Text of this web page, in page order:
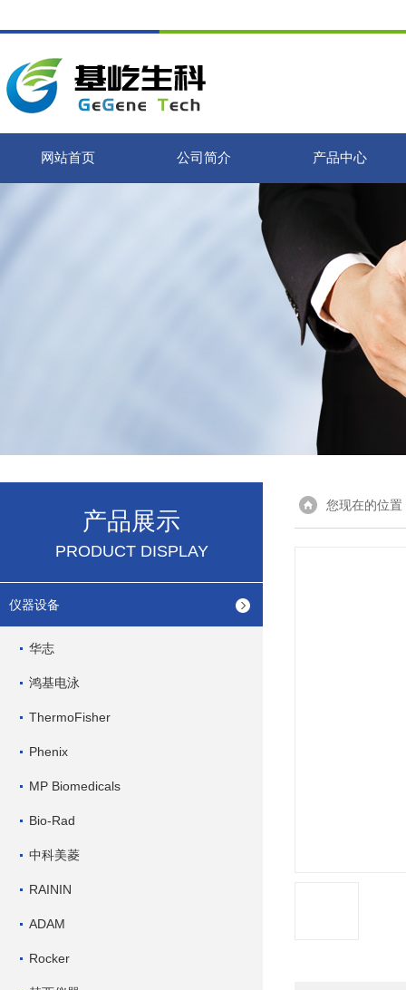
网站首页 公司简介 产品中心
产品展示
PRODUCT DISPLAY
仪器设备
华志
鸿基电泳
ThermoFisher
Phenix
MP Biomedicals
Bio-Rad
中科美菱
RAININ
ADAM
Rocker
您现在的位置